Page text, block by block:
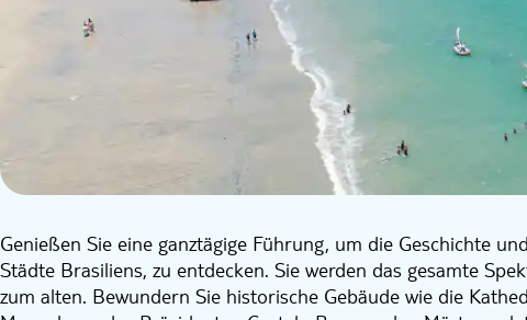
Genießen Sie eine ganztägige Führung, um die Geschichte
Städte Brasiliens, zu entdecken. Sie werden das gesamte
zum alten. Bewundern Sie historische Gebäude wie die